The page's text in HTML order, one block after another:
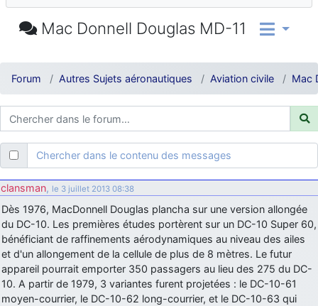
paxwax : Super, la nouvelle bannière
comprendre
d9pouces: ouakamois > si tu parles du sujet sur l'Armée de l'Air,
bien sûr que oui !
je suis un avion@,._,+: Bonjour je viens d'arriver il y a quelques
moi et quelques avions n'ont pas les mêmes noms qu'aujourd'hui
ouakamois: Bonjourà toutes et à tous.en espérantque ces
quelques images du Pays Basque vous auront plu ; Agur…
d9pouces: Malheureusement nonun peu trop loin pour moi !
fox_50: Bonjour, certains parmis vous étaient-ils présent au
meeting de Lann Bihoué de 2026 ?
cachée dans les pins : Coucou et excellente année 2026 à tous et
au site!
Mac Donnell Douglas MD-11
Forum Autres Sujets aéronautiques Aviation civile Mac
Chercher dans le contenu des messages
clansman, le 3 juillet 2013 08:38
Dès 1976, MacDonnell Douglas plancha sur une version allongée
du DC-10. Les premières études portèrent sur un DC-10 Super 60,
bénéficiant de raffinements aérodynamiques au niveau des ailes
et d'un allongement de la cellule de plus de 8 mètres. Le futur
appareil pourrait emporter 350 passagers au lieu des 275 du DC-
10. A partir de 1979, 3 variantes furent projetées : le DC-10-61
moyen-courrier, le DC-10-62 long-courrier, et le DC-10-63 qui